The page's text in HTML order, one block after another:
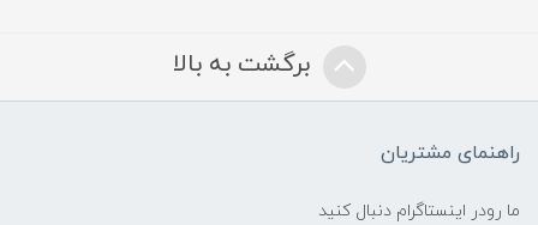
برگشت به بالا
راهنمای مشتریان
ما رودر اینستاگرام دنبال کنید